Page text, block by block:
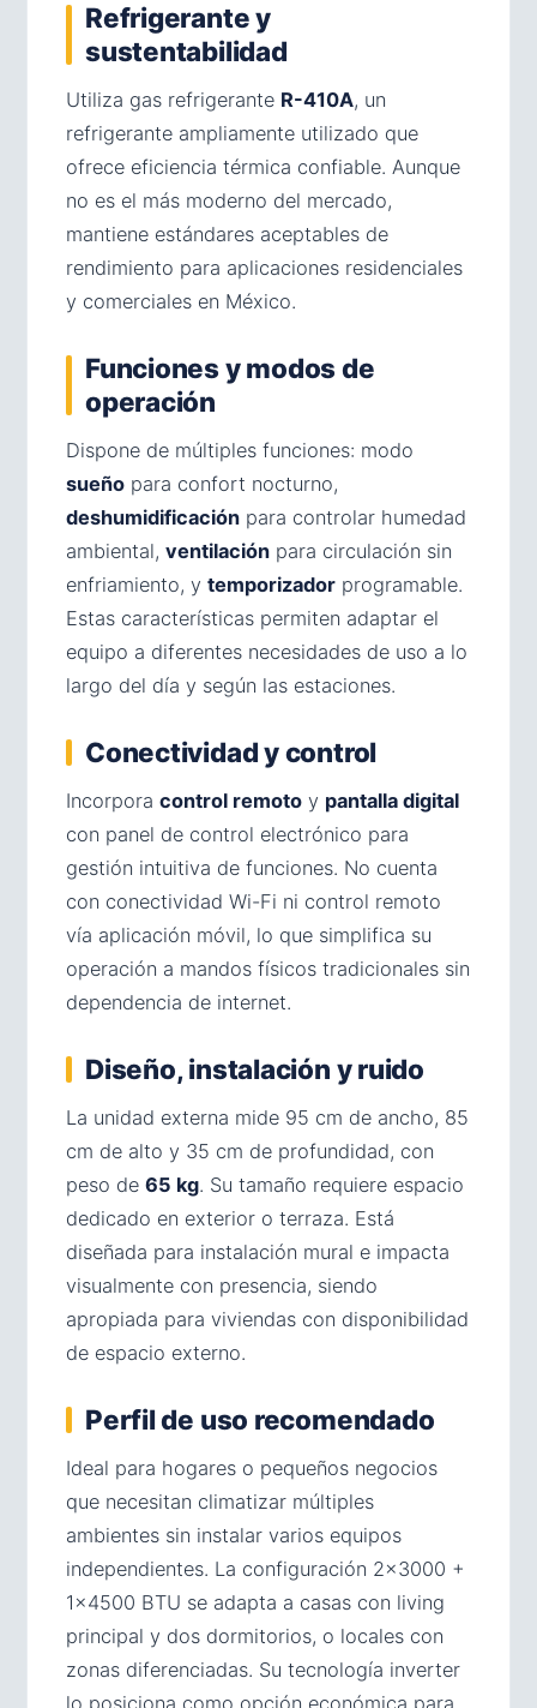
Refrigerante y
sustentabilidad
Utiliza gas refrigerante R-410A, un
refrigerante ampliamente utilizado que
ofrece eficiencia térmica confiable. Aunque
no es el más moderno del mercado,
mantiene estándares aceptables de
rendimiento para aplicaciones residenciales
y comerciales en México.
Funciones y modos de
operación
Dispone de múltiples funciones: modo
sueño para confort nocturno,
deshumidificación para controlar humedad
ambiental, ventilación para circulación sin
enfriamiento, y temporizador programable.
Estas características permiten adaptar el
equipo a diferentes necesidades de uso a lo
largo del día y según las estaciones.
Conectividad y control
Incorpora control remoto y pantalla digital
con panel de control electrónico para
gestión intuitiva de funciones. No cuenta
con conectividad Wi-Fi ni control remoto
vía aplicación móvil, lo que simplifica su
operación a mandos físicos tradicionales sin
dependencia de internet.
Diseño, instalación y ruido
La unidad externa mide 95 cm de ancho, 85
cm de alto y 35 cm de profundidad, con
peso de 65 kg. Su tamaño requiere espacio
dedicado en exterior o terraza. Está
diseñada para instalación mural e impacta
visualmente con presencia, siendo
apropiada para viviendas con disponibilidad
de espacio externo.
Perfil de uso recomendado
Ideal para hogares o pequeños negocios
que necesitan climatizar múltiples
ambientes sin instalar varios equipos
independientes. La configuración 2×3000 +
1×4500 BTU se adapta a casas con living
principal y dos dormitorios, o locales con
zonas diferenciadas. Su tecnología inverter